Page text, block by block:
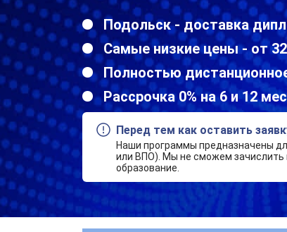
Подольск - доставка
Самые низкие цены - от
Полностью
Рассрочка 0% на 6 и 12
Перед тем как оставить
Наши программы предназначены
или ВПО). Мы не сможем зачислить
образование.